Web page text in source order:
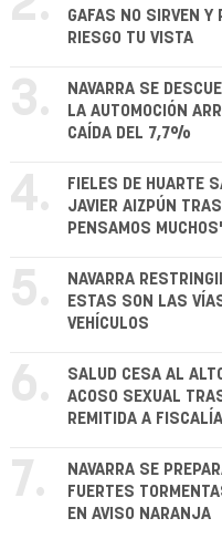
GAFAS NO SIRVEN Y
RIESGO TU VISTA
3.
NAVARRA SE
LA AUTOMOCIÓN
CAÍDA DEL 7,7%
4.
FIELES DE HUARTE
JAVIER AIZPÚN
PENSAMOS
5.
NAVARRA
ESTAS SON LAS
VEHÍCULOS
6.
SALUD CESA AL
ACOSO SEXUAL
REMITIDA A FISCALÍA
7.
NAVARRA SE
FUERTES
EN AVISO NARANJA